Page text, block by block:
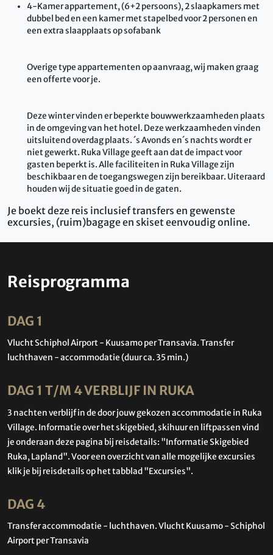
4-Kamer appartement, (6+2 persoons), 2 slaapkamers met
dubbel bed en een kamer met stapelbed voor 2 personen en
een extra slaapplaats op sofabank
Overige type appartementen op aanvraag, wij maken graag
een offerte voor je.
Deze winter vinden er beperkte bouwwerkzaamheden plaats
in de omgeving van het hotel. Deze werkzaamheden vinden
uitsluitend overdag plaats. ´s Avonds en´s nachts wordt er
niet gewerkt. Ruka Village geeft aan dat de impact voor
gasten beperkt is. Alle faciliteiten in Ruka Village zijn
beschikbaar en de toegangswegen zijn bereikbaar. Uiteraard
houden wij de situatie goed in de gaten.
Je boekt deze reis inclusief transfers en gewenste
excursies, (ruim)bagage en skiset eenvoudig online.
Reisprogramma
DAG 1
Vlucht Schiphol Airport - Kuusamo per Transavia. Transfer
luchthaven - accommodatie (duur ca. 35 min.)
DAG 1 T/M 4 VERBLIJF IN RUKA
3 nachten verblijf in de door jouw gekozen accommodatie in Ruka
Village. Informatie over het skigebied, skihuur en liftpassen vind
je onderaan deze pagina bij reisdetails: "Informatie Skigebied
Ruka, Lapland". Voor een overzicht van alle mogelijke excursies
klik je bij reisdetails op het tabblad "Excursies".
DAG 4
Transfer accommodatie - luchthaven. Vlucht Kuusamo - Schiphol
Airport per Transavia